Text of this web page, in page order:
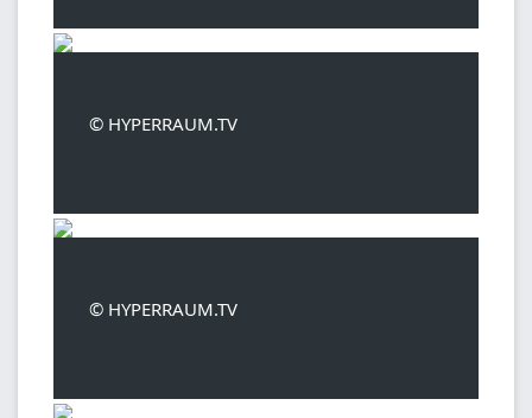
© HYPERRAUM.TV
© HYPERRAUM.TV